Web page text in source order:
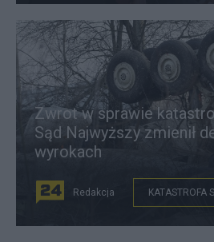
Zwrot w sprawie
Sąd Najwyższy zmienił
wyrokach
Redakcja KATASTROFA